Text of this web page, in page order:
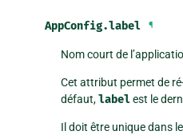
AppConfig.label ¶
Nom court de
Cet attribut permet de
défaut,label est le
Il doit être unique dans